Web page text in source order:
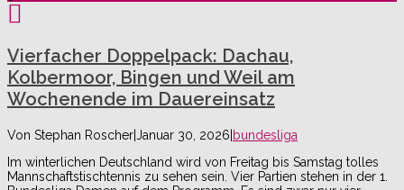
Vierfacher Doppelpack: Dachau,
Kolbermoor, Bingen und Weil am
Wochenende im Dauereinsatz
Von Stephan Roscher|Januar 30, 2026|bundesliga
Im winterlichen Deutschland wird von Freitag bis Samstag tolles
Mannschaftstischtennis zu sehen sein. Vier Partien stehen in der 1.